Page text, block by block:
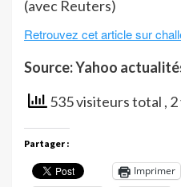
(avec Reuters)
Retrouvez cet article sur
Source: Yahoo
535 visiteurs total ,
Partager :
Imprimer